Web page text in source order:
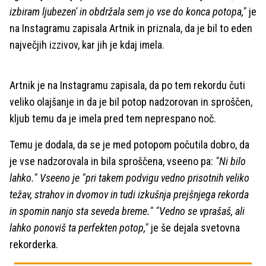
izbiram ljubezen' in obdržala sem jo vse do konca potopa," je
na Instagramu zapisala Artnik in priznala, da je bil to eden
največjih izzivov, kar jih je kdaj imela.
Artnik je na Instagramu zapisala, da po tem rekordu čuti
veliko olajšanje in da je bil potop nadzorovan in sproščen,
kljub temu da je imela pred tem neprespano noč.
Temu je dodala, da se je med potopom počutila dobro, da
je vse nadzorovala in bila sproščena, vseeno pa: "Ni bilo
lahko." Vseeno je "pri takem podvigu vedno prisotnih veliko
težav, strahov in dvomov in tudi izkušnja prejšnjega rekorda
in spomin nanjo sta seveda breme." "Vedno se vprašaš, ali
lahko ponoviš ta perfekten potop," je še dejala svetovna
rekorderka.